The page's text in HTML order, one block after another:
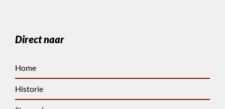
Direct naar
Home
Historie